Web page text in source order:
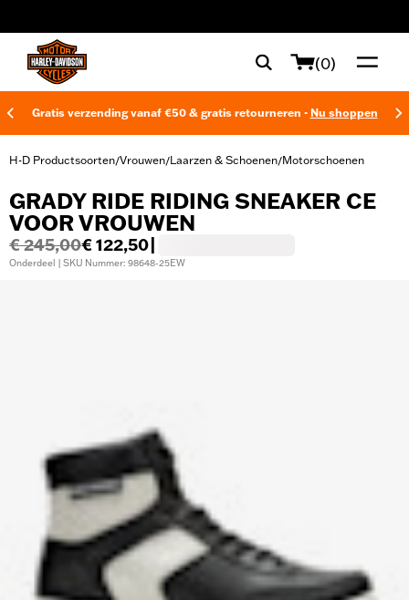
(0)
Gratis verzending vanaf €50 & gratis retourneren - Nu shoppen
H-D Productsoorten/Vrouwen/Laarzen & Schoenen/Motorschoenen
GRADY RIDE RIDING SNEAKER CE
VOOR VROUWEN
€ 245,00€ 122,50
Onderdeel | SKU Nummer: 98648-25EW